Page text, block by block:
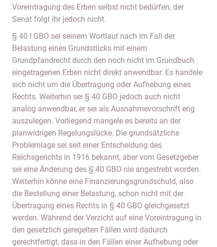
Voreintragung des Erben selbst nicht bedürfen, der
Senat folgt ihr jedoch nicht.
§ 40 I GBO sei seinem Wortlaut nach im Fall der
Belastung eines Grundstücks mit einem
Grundpfandrecht durch den noch nicht im Grundbuch
eingetragenen Erben nicht direkt anwendbar. Es handele
sich nicht um die Übertragung oder Aufhebung eines
Rechts. Weiterhin sei § 40 GBO jedoch auch nicht
analog anwendbar, er sei als Ausnahmevorschrift eng
auszulegen. Vorliegend mangele es bereits an der
planwidrigen Regelungslücke. Die grundsätzliche
Problemlage sei seit einer Entscheidung des
Reichsgerichts in 1916 bekannt, aber vom Gesetzgeber
sei eine Änderung des § 40 GBO nie angestrebt worden.
Weiterhin könne eine Finanzierungsgrundschuld, also
die Bestellung einer Belastung, schon nicht mit der
Übertragung eines Rechts in § 40 GBO gleichgesetzt
werden. Während der Verzicht auf eine Voreintragung in
den gesetzlich geregelten Fällen wird dadurch
gerechtfertigt, dass in den Fällen einer Aufhebung oder